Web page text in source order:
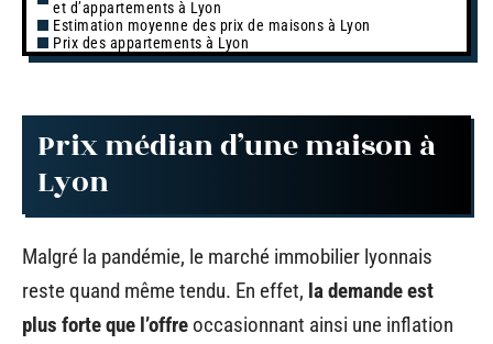
et d’appartements à Lyon
Estimation moyenne des prix de maisons à Lyon
Prix des appartements à Lyon
Prix médian d’une maison à
Lyon
Malgré la pandémie, le marché immobilier lyonnais
reste quand même tendu. En effet, la demande est
plus forte que l’offre occasionnant ainsi une inflation